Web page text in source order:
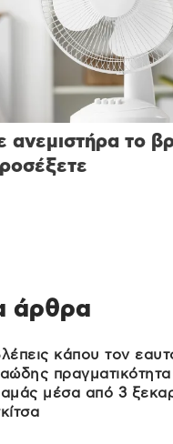
ανεμιστήρα το
άρθρα
κάπου τον
πραγματικότητα
μέσα από 3